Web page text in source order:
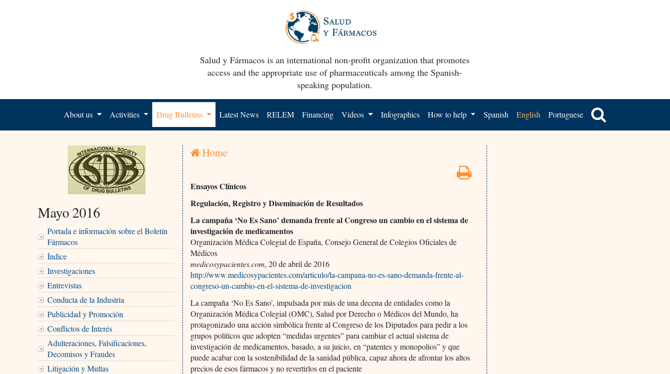
Salud y Fármacos is an international non-profit organization that promotes
access and the appropriate use of pharmaceuticals among the Spanish-
speaking population.
About us Activities Drug Bulletins Latest News RELEM Financing Videos Infographics How to help Spanish English Portuguese
Mayo 2016
Portada e información sobre el Boletín
Fármacos
Índice
Investigaciones
Entrevistas
Conducta de la Industria
Publicidad y Promoción
Conflictos de Interés
Adulteraciones, Falsificaciones,
Decomisos y Fraudes
Litigación y Multas
Home
Ensayos Clínicos
Regulación, Registro y Diseminación de Resultados
La campaña ‘No Es Sano’ demanda frente al Congreso un cambio en el sistema de
investigación de medicamentos
Organización Médica Colegial de España, Consejo General de Colegios Oficiales de
Médicos
medicosypacientes.com, 20 de abril de 2016
http://www.medicosypacientes.com/articulo/la-campana-no-es-sano-demanda-frente-al-
congreso-un-cambio-en-el-sistema-de-investigacion
La campaña ‘No Es Sano’, impulsada por más de una decena de entidades como la
Organización Médica Colegial (OMC), Salud por Derecho o Médicos del Mundo, ha
protagonizado una acción simbólica frente al Congreso de los Diputados para pedir a los
grupos políticos que adopten “medidas urgentes” para cambiar el actual sistema de
investigación de medicamentos, basado, a su juicio, en “patentes y monopolios” y que
puede acabar con la sostenibilidad de la sanidad pública, capaz ahora de afrontar los altos
precios de esos fármacos y no revertirlos en el paciente